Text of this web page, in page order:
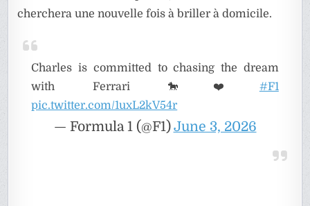
cherchera une nouvelle fois à briller à domicile.
Charles is committed to chasing the dream
with Ferrari 🐎❤️ #F1
pic.twitter.com/1uxL2kV54r
— Formula 1 (@F1)June 3, 2026